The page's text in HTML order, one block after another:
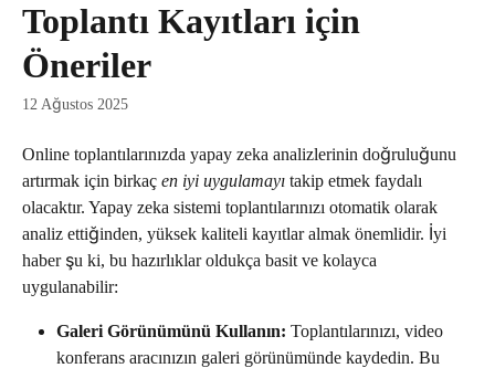
Toplantı Kayıtları için
Öneriler
12 Ağustos 2025
Online toplantılarınızda yapay zeka analizlerinin doğruluğunu
artırmak için birkaç en iyi uygulamayı takip etmek faydalı
olacaktır. Yapay zeka sistemi toplantılarınızı otomatik olarak
analiz ettiğinden, yüksek kaliteli kayıtlar almak önemlidir. İyi
haber şu ki, bu hazırlıklar oldukça basit ve kolayca
uygulanabilir:
Galeri Görünümünü Kullanın: Toplantılarınızı, video
konferans aracınızın galeri görünümünde kaydedin. Bu